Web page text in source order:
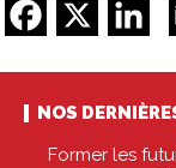
Facebook
NOS
Former les